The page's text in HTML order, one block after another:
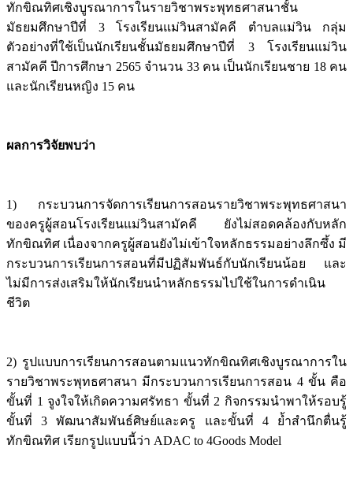
ทักขิณทิศเชิงบูรณาการในรายวิชาพระพุทธศาสนาชั้น
มัธยมศึกษาปีที่ 3 โรงเรียนแม่วินสามัคคี ตำบลแม่วิน กลุ่ม
ตัวอย่างที่ใช้เป็นนักเรียนชั้นมัธยมศึกษาปีที่ 3 โรงเรียนแม่วิน
สามัคคี ปีการศึกษา 2565 จำนวน 33 คน เป็นนักเรียนชาย 18 คน
และนักเรียนหญิง 15 คน
ผลการวิจัยพบว่า
1) กระบวนการจัดการเรียนการสอนรายวิชาพระพุทธศาสนา
ของครูผู้สอนโรงเรียนแม่วินสามัคคี ยังไม่สอดคล้องกับหลัก
ทักขิณทิศ เนื่องจากครูผู้สอนยังไม่เข้าใจหลักธรรมอย่างลึกซึ้ง มี
กระบวนการเรียนการสอนที่มีปฏิสัมพันธ์กับนักเรียนน้อย และ
ไม่มีการส่งเสริมให้นักเรียนนำหลักธรรมไปใช้ในการดำเนิน
ชีวิต
2) รูปแบบการเรียนการสอนตามแนวทักขิณทิศเชิงบูรณาการใน
รายวิชาพระพุทธศาสนา มีกระบวนการเรียนการสอน 4 ขั้น คือ
ขั้นที่ 1 จูงใจให้เกิดความศรัทธา ขั้นที่ 2 กิจกรรมนำพาให้รอบรู้
ขั้นที่ 3 พัฒนาสัมพันธ์ศิษย์และครู และขั้นที่ 4 ย้ำสำนึกตื่นรู้
ทักขิณทิศ เรียกรูปแบบนี้ว่า ADAC to 4Goods Model